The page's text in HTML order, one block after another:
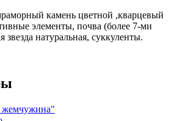
камень цветной ,кварцевый
элементы, почва (более 7-ми
натуральная, суккуленты.